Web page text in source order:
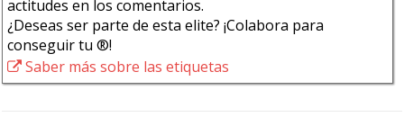
actitudes en los comentarios.
¿Deseas ser parte de esta elite? ¡Colabora para
conseguir tu ®!
Saber más sobre las etiquetas